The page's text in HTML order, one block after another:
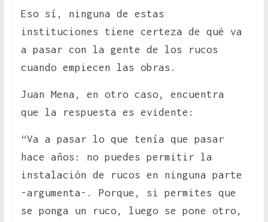
Eso sí, ninguna de estas
instituciones tiene certeza de qué va
a pasar con la gente de los rucos
cuando empiecen las obras.
Juan Mena, en otro caso, encuentra
que la respuesta es evidente:
“Va a pasar lo que tenía que pasar
hace años: no puedes permitir la
instalación de rucos en ninguna parte
-argumenta-. Porque, si permites que
se ponga un ruco, luego se pone otro,